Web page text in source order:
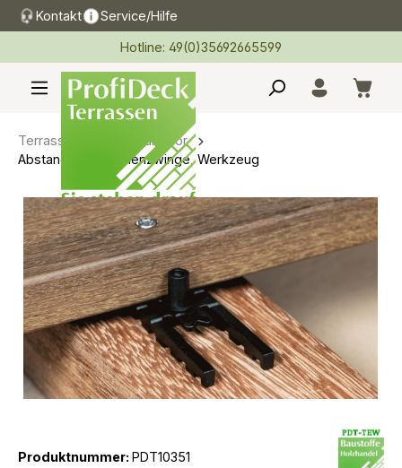
springen
Kontakt Service/Hilfe
Hotline: 49(0)35692665599
Terrassen Montagezubehör
Abstandhalter, Dielenzwinge, Werkzeug
Produktnummer: PDT10351